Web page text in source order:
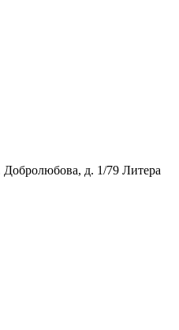
Добролюбова, д. 1/79 Литера